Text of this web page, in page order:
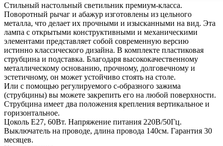
Стильный настольный светильник премиум-класса.
Поворотный рычаг и абажур изготовлены из цельного
металла, что делает их прочными и изысканными на вид. Эта
лампа с открытыми конструктивными и механическими
элементами представляет собой современную версию
истинно классического дизайна. В комплекте пластиковая
струбцина и подставка. Благодаря высококачественному
металлическому основанию, прочному, долговечному и
эстетичному, он может устойчиво стоять на столе.
Или с помощью регулируемого c-образного зажима
(струбцины) вы можете закрепить его на любой поверхности.
Струбцина имеет два положения крепления вертикальное и
горизонтальное.
Цоколь Е27, 60Вт. Напряжение питания 220В/50Гц.
Выключатель на проводе, длина провода 140см. Гарантия 30
месяцев.